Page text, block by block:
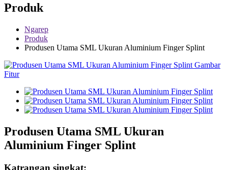
Produk
Ngarep
Produk
Produsen Utama SML Ukuran Aluminium Finger Splint
Produsen Utama SML Ukuran
Aluminium Finger Splint
Katrangan singkat: